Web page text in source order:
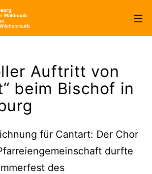
Auftritt von
beim Bischof in
für Cantart: Der Chor
durfte
des